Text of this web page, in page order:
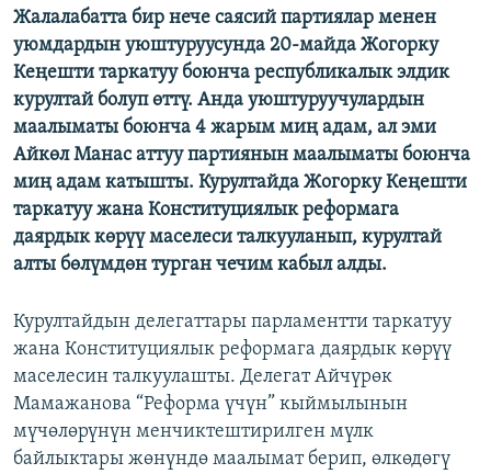
ДАНИСТЕ
ЭЖЕ-СИҢДИЛЕР
АЗАТТЫК+
ЫҢГАЙСЫЗ СУРООЛОР
ОНЛАЙН ШЕРИНЕ
ЭЕ/АРнун бардык сайттары
Жалалабатта бир нече саясий партиялар менен
уюмдардын уюштуруусунда 20-майда Жогорку
Кеңешти таркатуу боюнча республикалык элдик
курултай болуп өттү. Анда уюштуруучулардын
маалыматы боюнча 4 жарым миң адам, ал эми
Айкөл Манас аттуу партиянын маалыматы боюнча
миң адам катышты. Курултайда Жогорку Кеңешти
таркатуу жана Конституциялык реформага
даярдык көрүү маселеси талкууланып, курултай
алты бөлүмдөн турган чечим кабыл алды.
Курултайдын делегаттары парламентти таркатуу
жана Конституциялык реформага даярдык көрүү
маселесин талкуулашты. Делегат Айчүрөк
Мамажанова “Реформа үчүн” кыймылынын
мүчөлөрүнүн менчиктештирилген мүлк
байлыктары жөнүндө маалымат берип, өлкөдөгү